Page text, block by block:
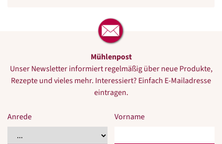
Mühlenpost
Unser Newsletter informiert regelmäßig über neue Produkte,
Rezepte und vieles mehr. Interessiert? Einfach E-Mailadresse
eintragen.
Anrede Vorname